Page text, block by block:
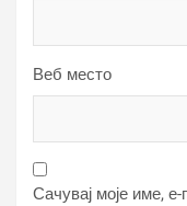
Веб место
Сачувај моје име,